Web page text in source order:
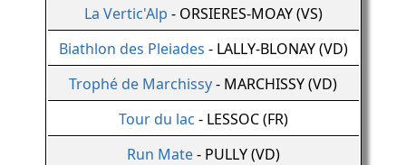
La Vertic'Alp - ORSIERES-MOAY (VS)
Biathlon des Pleiades - LALLY-BLONAY (VD)
Trophé de Marchissy- MARCHISSY (VD)
Tour du lac - LESSOC (FR)
Run Mate- PULLY (VD)